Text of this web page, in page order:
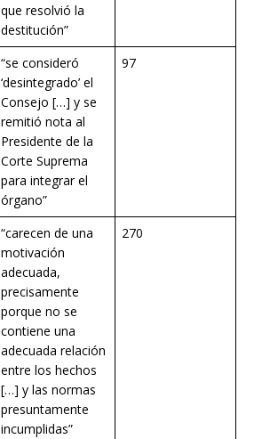
que resolvió la
destitución”
“se consideró
‘desintegrado’ el
Consejo […] y se
remitió nota al
Presidente de la
Corte Suprema
para integrar el
órgano”
97
“carecen de una
motivación
adecuada,
precisamente
porque no se
contiene una
adecuada relación
entre los hechos
[…] y las normas
presuntamente
incumplidas”
270